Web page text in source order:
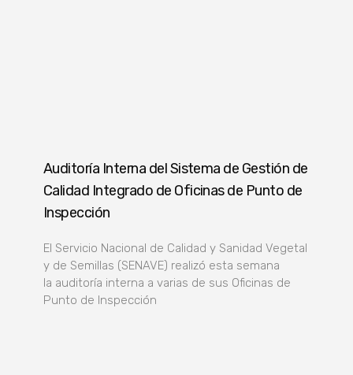
Auditoría Interna del Sistema de Gestión de
Calidad Integrado de Oficinas de Punto de
Inspección
El Servicio Nacional de Calidad y Sanidad Vegetal
y de Semillas (SENAVE) realizó esta semana
la auditoría interna a varias de sus Oficinas de
Punto de Inspección